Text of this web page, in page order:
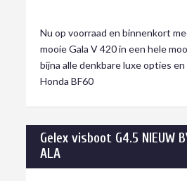
Nu op voorraad en binnenkort
mooie Gala V 420 in een hele
bijna alle denkbare luxe opties
Honda BF60
Gelex visboot G4.5 NIEUW
ALA